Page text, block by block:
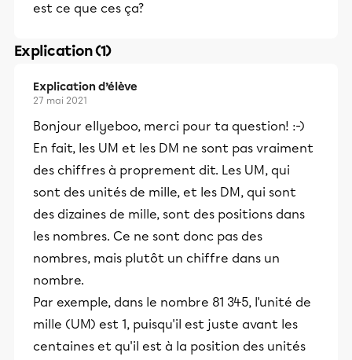
est ce que ces ça?
Explication (1)
Explication d’élève
27 mai 2021
Bonjour ellyeboo, merci pour ta question! :-)
En fait, les UM et les DM ne sont pas vraiment
des chiffres à proprement dit. Les UM, qui
sont des unités de mille, et les DM, qui sont
des dizaines de mille, sont des positions dans
les nombres. Ce ne sont donc pas des
nombres, mais plutôt un chiffre dans un
nombre.
Par exemple, dans le nombre 81 345, l'unité de
mille (UM) est 1, puisqu'il est juste avant les
centaines et qu'il est à la position des unités